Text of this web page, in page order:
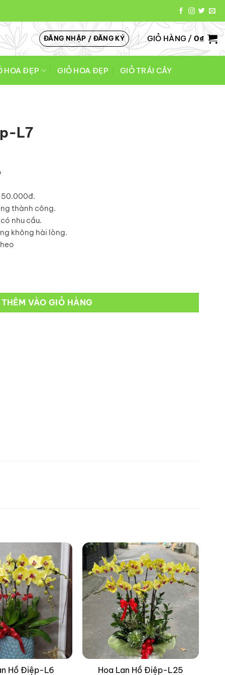
ĐĂNG NHẬP / ĐĂNG KÝ GIỎ HÀNG /0₫
HOA ĐẸP GIỎ HOA ĐẸP GIỎ TRÁI CÂY
L7
50.000đ.
thành công.
nhu cầu.
không hài lòng.
THÊM VÀO GIỎ HÀNG
Hồ Điệp-L6 Hoa Lan Hồ Điệp-L25